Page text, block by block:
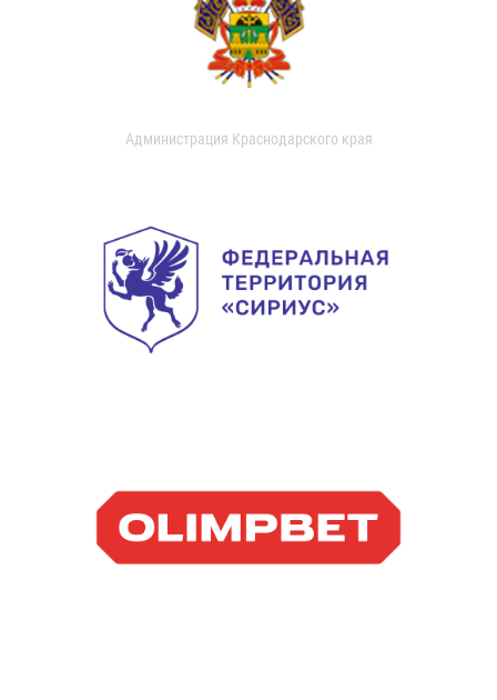
Администрация Краснодарского края